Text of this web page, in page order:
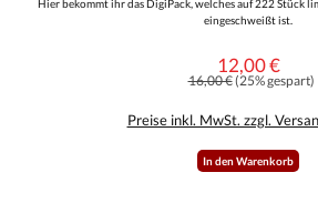
Hier bekommt ihr das DigiPack, welches auf 222 Stück
eingeschweißt ist.
Verkaufspreis:
12,00 €
Regulärer Preis:
16,00 €(25% gespart)
Preise inkl. MwSt. zzgl.
In den Warenkorb